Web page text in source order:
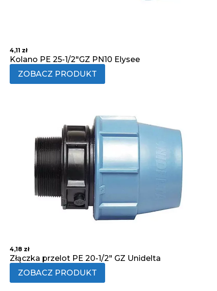
4,11 zł
Kolano PE 25-1/2"GZ PN10 Elysee
ZOBACZ PRODUKT
4,18 zł
Złączka przelot PE 20-1/2" GZ Unidelta
ZOBACZ PRODUKT